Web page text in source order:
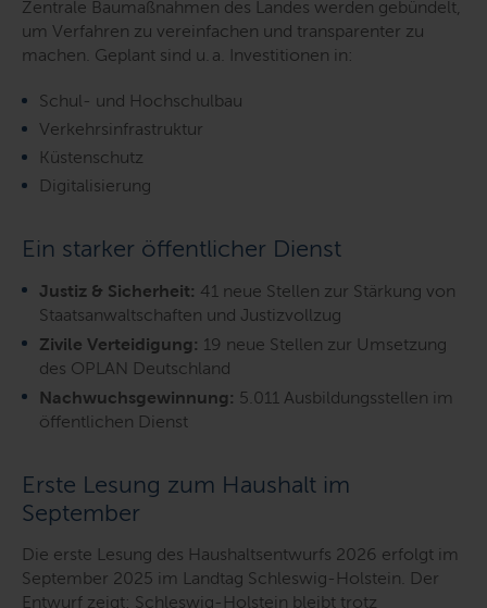
Zentrale Baumaßnahmen des Landes werden gebündelt,
um Verfahren zu vereinfachen und transparenter zu
machen. Geplant sind u. a. Investitionen in:
Schul- und Hochschulbau
Verkehrsinfrastruktur
Küstenschutz
Digitalisierung
Ein starker öffentlicher Dienst
Justiz & Sicherheit: 41 neue Stellen zur Stärkung von
Staatsanwaltschaften und Justizvollzug
Zivile Verteidigung: 19 neue Stellen zur Umsetzung
des OPLAN Deutschland
Nachwuchsgewinnung: 5.011 Ausbildungsstellen im
öffentlichen Dienst
Erste Lesung zum Haushalt im
September
Die erste Lesung des Haushaltsentwurfs 2026 erfolgt im
September 2025 im Landtag Schleswig-Holstein. Der
Entwurf zeigt: Schleswig-Holstein bleibt trotz